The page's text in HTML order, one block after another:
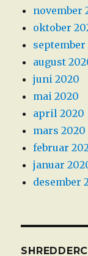
november
oktober
september
august
juni 2020
mai 2020
april 2020
mars 2020
februar
januar
desember